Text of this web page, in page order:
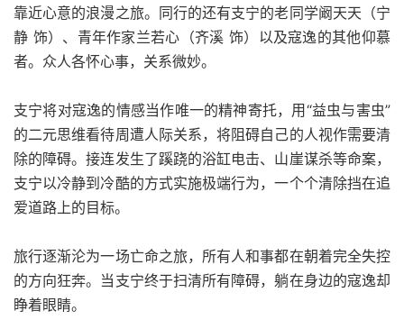
靠近心意的浪漫之旅。同行的还有支宁的老同学阚天天（宁
静 饰）、青年作家兰若心（齐溪 饰）以及寇逸的其他仰慕
者。众人各怀心事，关系微妙。
支宁将对寇逸的情感当作唯一的精神寄托，用“益虫与害虫”
的二元思维看待周遭人际关系，将阻碍自己的人视作需要清
除的障碍。接连发生了蹊跷的浴缸电击、山崖谋杀等命案，
支宁以冷静到冷酷的方式实施极端行为，一个个清除挡在追
爱道路上的目标。
旅行逐渐沦为一场亡命之旅，所有人和事都在朝着完全失控
的方向狂奔。当支宁终于扫清所有障碍，躺在身边的寇逸却
睁着眼睛。